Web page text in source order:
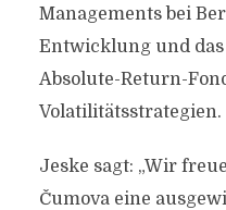
Managements bei
Entwicklung und
Absolute-Return-
Volatilitätsstrategien.
Jeske sagt: „Wir
Čumova eine